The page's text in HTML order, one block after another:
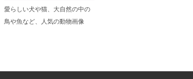
愛らしい犬や猫、大自然の中の
鳥や魚など、人気の動物画像